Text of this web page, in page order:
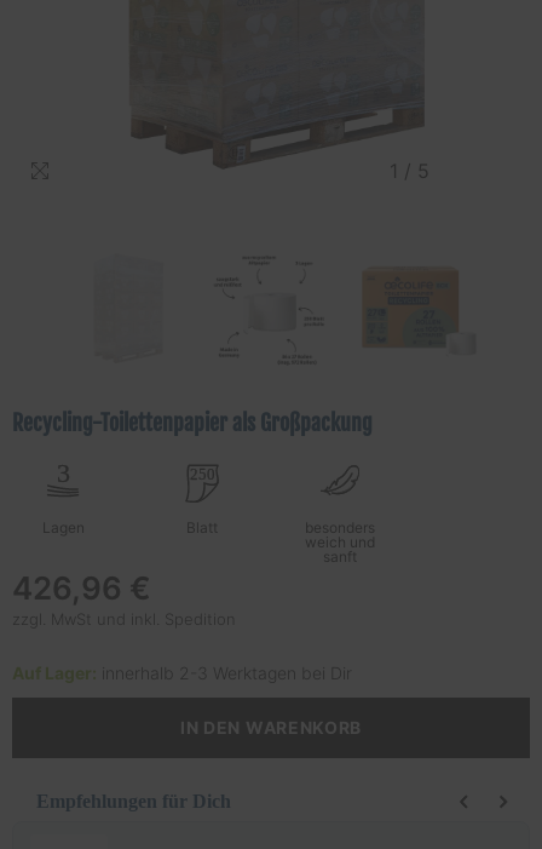
1 / 5
Recycling-Toilettenpapier als Großpackung
Lagen Blatt
besonders
weich und
sanft
426,96 €
zzgl. MwSt und inkl. Spedition
Auf Lager: innerhalb 2-3 Werktagen bei Dir
IN DEN WARENKORB
Empfehlungen für Dich